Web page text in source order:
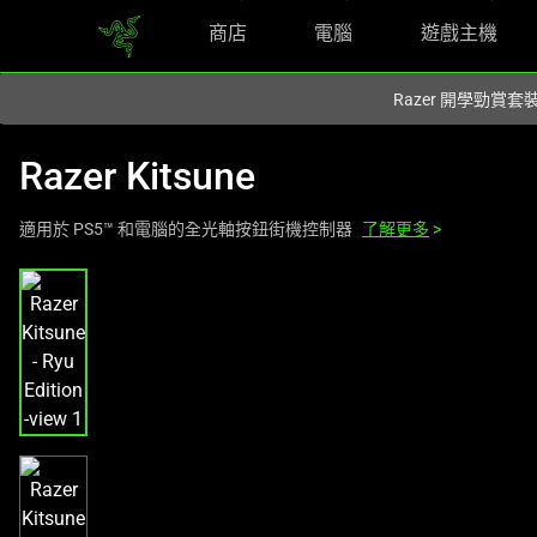
商店 電腦 遊戲主機
Razer 開學勁賞套
Razer Kitsune
適用於 PS5™ 和電腦的全光軸按鈕街機控制器 了解更多 >
This
is
a
carousel
with
one
large
image
and